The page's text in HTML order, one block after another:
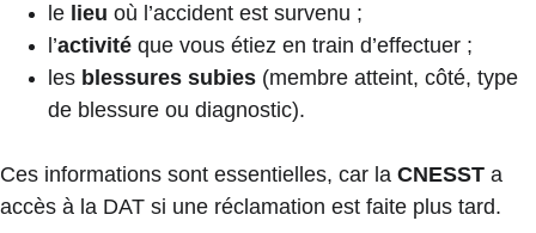
le lieu où l’accident est survenu ;
l’activité que vous étiez en train d’effectuer ;
les blessures subies (membre atteint, côté, type
de blessure ou diagnostic).
Ces informations sont essentielles, car la CNESST a
accès à la DAT si une réclamation est faite plus tard.